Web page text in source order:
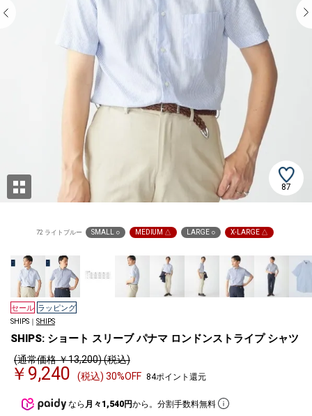
87
72 ライトブルー SMALL ○ MEDIUM △ LARGE ○ X-LARGE △
セール ラッピング
SHIPS｜ SHIPS
SHIPS: ショート スリーブ パナマ ロンドンストライプ シャツ
(通常価格 ￥13,200) (税込)
￥9,240 (税込) 30%OFF 84ポイント還元
なら 月々1,540円から。分割手数料無料